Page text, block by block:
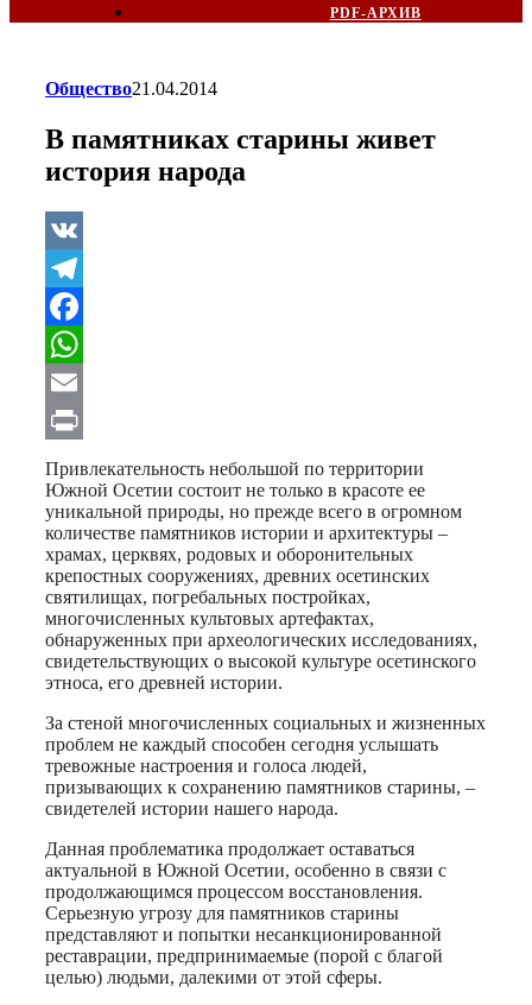
PDF-АРХИВ
Общество21.04.2014
В памятниках старины живет
история народа
VK
Telegram
Facebook
WhatsApp
Email
Print
Привлекательность небольшой по территории
Южной Осетии состоит не только в красоте ее
уникальной природы, но прежде всего в огромном
количестве памятников истории и архитектуры –
храмах, церквях, родовых и оборонительных
крепостных сооружениях, древних осетинских
святилищах, погребальных постройках,
многочисленных культовых артефактах,
обнаруженных при археологических исследованиях,
свидетельствующих о высокой культуре осетинского
этноса, его древней истории.
За стеной многочисленных социальных и жизненных
проблем не каждый способен сегодня услышать
тревожные настроения и голоса людей,
призывающих к сохранению памятников старины, –
свидетелей истории нашего народа.
Данная проблематика продолжает оставаться
актуальной в Южной Осетии, особенно в связи с
продолжающимся процессом восстановления.
Серьезную угрозу для памятников старины
представляют и попытки несанкционированной
реставрации, предпринимаемые (порой с благой
целью) людьми, далекими от этой сферы.